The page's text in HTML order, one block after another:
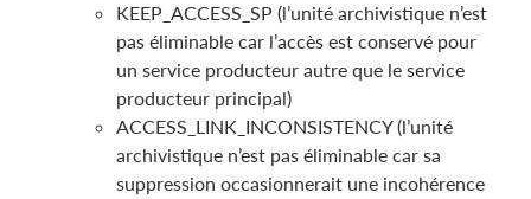
KEEP_ACCESS_SP (l’unité archivistique n’est
pas éliminable car l’accès est conservé pour
un service producteur autre que le service
producteur principal)
ACCESS_LINK_INCONSISTENCY (l’unité
archivistique n’est pas éliminable car sa
suppression occasionnerait une incohérence